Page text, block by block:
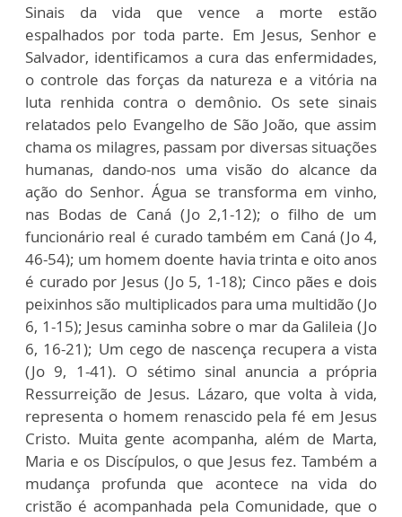
Sinais da vida que vence a morte estão
espalhados por toda parte. Em Jesus, Senhor e
Salvador, identificamos a cura das enfermidades,
o controle das forças da natureza e a vitória na
luta renhida contra o demônio. Os sete sinais
relatados pelo Evangelho de São João, que assim
chama os milagres, passam por diversas situações
humanas, dando-nos uma visão do alcance da
ação do Senhor. Água se transforma em vinho,
nas Bodas de Caná (Jo 2,1-12); o filho de um
funcionário real é curado também em Caná (Jo 4,
46-54); um homem doente havia trinta e oito anos
é curado por Jesus (Jo 5, 1-18); Cinco pães e dois
peixinhos são multiplicados para uma multidão (Jo
6, 1-15); Jesus caminha sobre o mar da Galileia (Jo
6, 16-21); Um cego de nascença recupera a vista
(Jo 9, 1-41). O sétimo sinal anuncia a própria
Ressurreição de Jesus. Lázaro, que volta à vida,
representa o homem renascido pela fé em Jesus
Cristo. Muita gente acompanha, além de Marta,
Maria e os Discípulos, o que Jesus fez. Também a
mudança profunda que acontece na vida do
cristão é acompanhada pela Comunidade, que o